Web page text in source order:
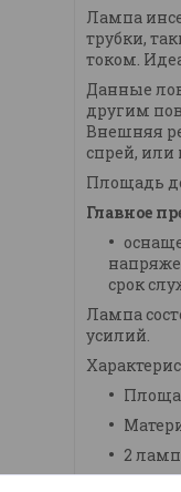
Лампа
трубки,
током.
Данные
другим
Внешняя
спрей, или
Площадь
Главное
срок
Лампа
усилий.
2